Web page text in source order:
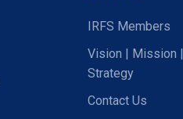
IRFS Members
Vision | Mission |
Strategy
Contact Us